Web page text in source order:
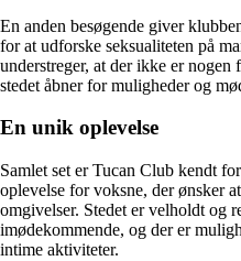
En anden besøgende giver
for at udforske seksualiteten på
understreger, at der ikke er
stedet åbner for muligheder og
En unik oplevelse
Samlet set er Tucan Club kendt
oplevelse for voksne, der ønsker
omgivelser. Stedet er velholdt og
imødekommende, og der er
intime aktiviteter.